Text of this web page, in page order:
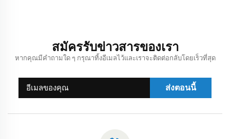
สมัครรับข่าวสารของเรา
หากคุณมีคำถามใด ๆ กรุณาทิ้งอีเมลไว้และเราจะติดต่อกลับโดยเร็วที่สุด
ส่งตอนนี้